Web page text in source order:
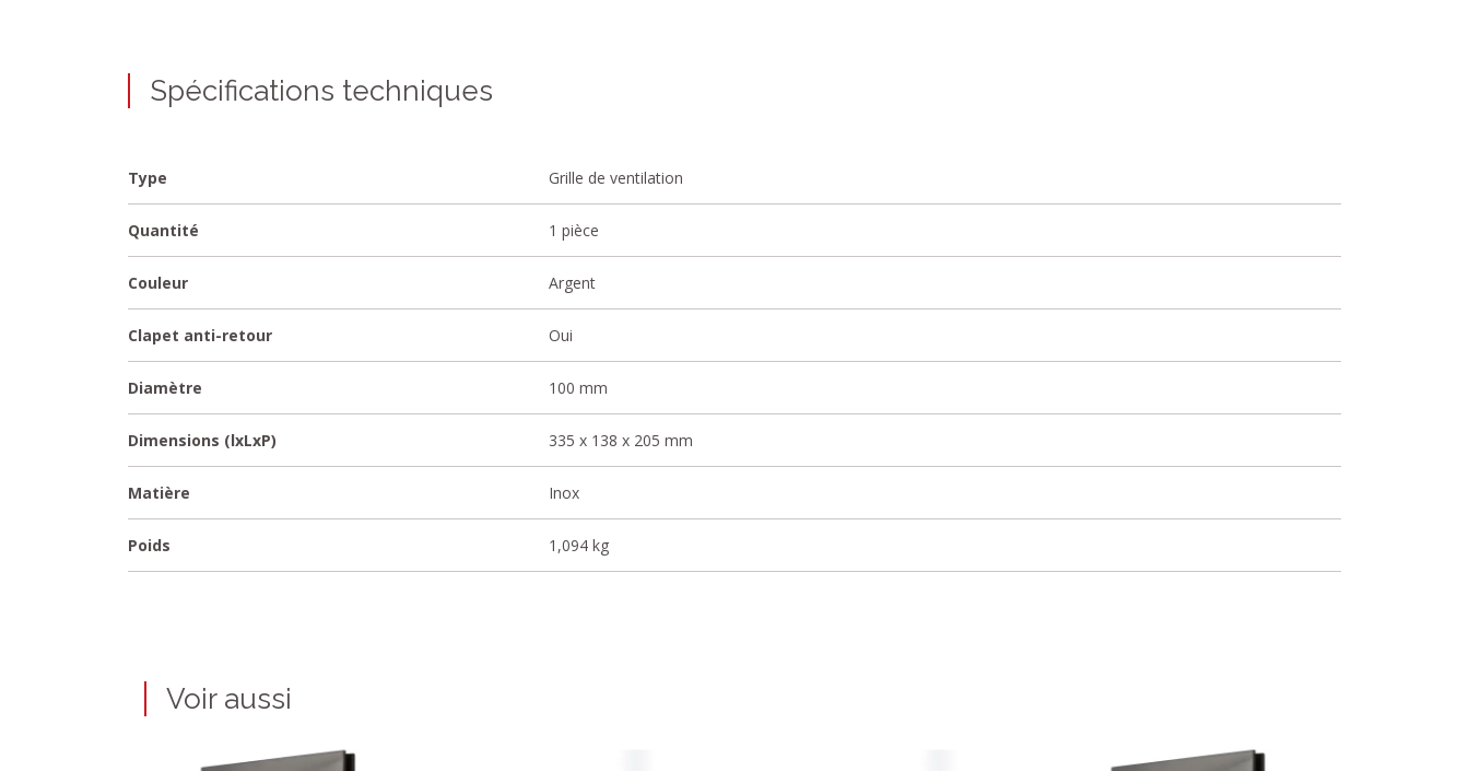
Spécifications techniques
Type Grille de ventilation
Quantité 1 pièce
Couleur Argent
Clapet anti-retour Oui
Diamètre 100 mm
Dimensions (lxLxP) 335 x 138 x 205 mm
Matière Inox
Poids 1,094 kg
Voir aussi